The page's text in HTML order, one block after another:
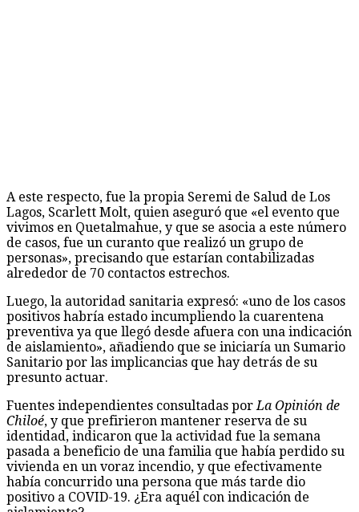
A este respecto, fue la propia Seremi de Salud de Los
Lagos, Scarlett Molt, quien aseguró que «el evento que
vivimos en Quetalmahue, y que se asocia a este número
de casos, fue un curanto que realizó un grupo de
personas», precisando que estarían contabilizadas
alrededor de 70 contactos estrechos.
Luego, la autoridad sanitaria expresó: «uno de los casos
positivos habría estado incumpliendo la cuarentena
preventiva ya que llegó desde afuera con una indicación
de aislamiento», añadiendo que se iniciaría un Sumario
Sanitario por las implicancias que hay detrás de su
presunto actuar.
Fuentes independientes consultadas por La Opinión de
Chiloé, y que prefirieron mantener reserva de su
identidad, indicaron que la actividad fue la semana
pasada a beneficio de una familia que había perdido su
vivienda en un voraz incendio, y que efectivamente
había concurrido una persona que más tarde dio
positivo a COVID-19. ¿Era aquél con indicación de